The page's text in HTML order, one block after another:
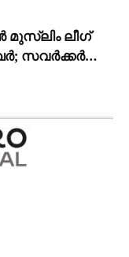
ആയങ്കി
മുസ്ലിം ലീഗ്
സവർക്കർ